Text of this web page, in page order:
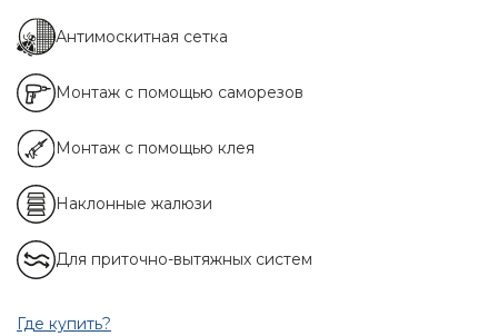
Антимоскитная сетка
Монтаж с помощью саморезов
Монтаж с помощью клея
Наклонные жалюзи
Для приточно-вытяжных систем
Где купить?